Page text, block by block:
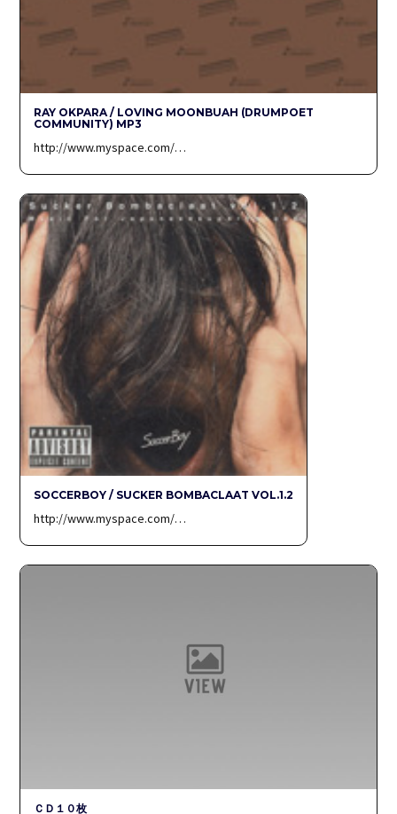
RAY OKPARA / LOVING MOONBUAH (DRUMPOET
COMMUNITY) MP3
http://www.myspace.com/…
SOCCERBOY / SUCKER BOMBACLAAT VOL.1.2
http://www.myspace.com/…
ＣＤ１０枚